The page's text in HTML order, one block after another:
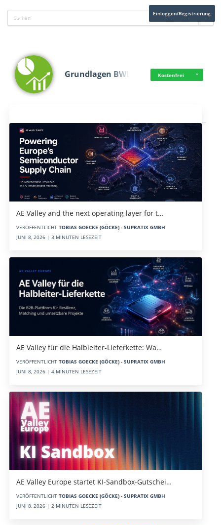
Einloggen/Registrierung
Grundlagen BWL Kostenfrei
AE Valley and the next operating layer for t…
VERÖFFENTLICHT TOBIAS GOECKE (GÖCKE) - SUPRATIX GMBH
JUNI 8, 2026 | 3 MINUTEN LESEZEIT
AE Valley für die Halbleiter-Lieferkette: Wa…
VERÖFFENTLICHT TOBIAS GOECKE (GÖCKE) - SUPRATIX GMBH
JUNI 8, 2026 | 4 MINUTEN LESEZEIT
AE Valley Europe startet KI-Sandbox-Gutschei…
VERÖFFENTLICHT TOBIAS GOECKE (GÖCKE) - SUPRATIX GMBH
JUNI 8, 2026 | 2 MINUTEN LESEZEIT